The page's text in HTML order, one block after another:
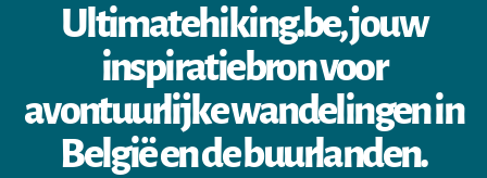
Ultimatehiking.be, jouw
inspiratiebron voor
avontuurlijke wandelingen in
België en de buurlanden.